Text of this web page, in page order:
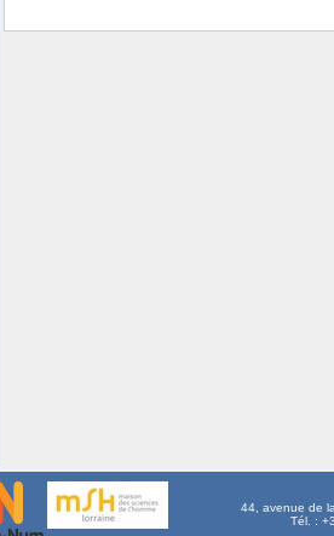
44, avenue de
Tél. :